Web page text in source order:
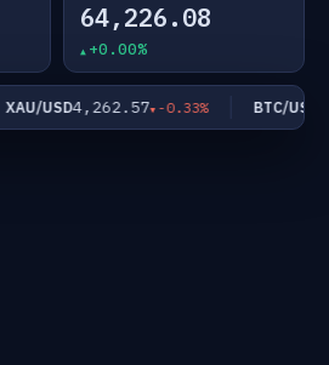
64,226.08
+0.00%
XAU/USD4,262.57 -0.33% BTC/USD